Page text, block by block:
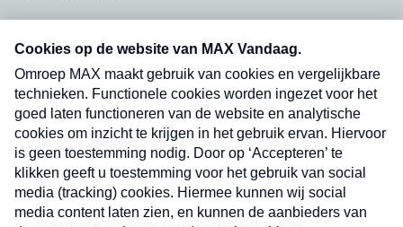
nieuwsbrief. Elke vrijdag- en dinsdagochtend in
uw mailbox.
Verzend